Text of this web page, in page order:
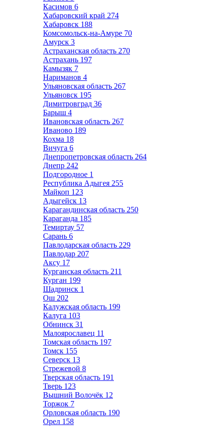
Касимов 6
Хабаровский край 274
Хабаровск 188
Комсомольск-на-Амуре 70
Амурск 3
Астраханская область 270
Астрахань 197
Камызяк 7
Нариманов 4
Ульяновская область 267
Ульяновск 195
Димитровград 36
Барыш 4
Ивановская область 267
Иваново 189
Кохма 18
Вичуга 6
Днепропетровская область 264
Днепр 242
Подгородное 1
Республика Адыгея 255
Майкоп 123
Адыгейск 13
Карагандинская область 250
Караганда 185
Темиртау 57
Сарань 6
Павлодарская область 229
Павлодар 207
Аксу 17
Курганская область 211
Курган 199
Шадринск 1
Ош 202
Калужская область 199
Калуга 103
Обнинск 31
Малоярославец 11
Томская область 197
Томск 155
Северск 13
Стрежевой 8
Тверская область 191
Тверь 123
Вышний Волочёк 12
Торжок 7
Орловская область 190
Орел 158